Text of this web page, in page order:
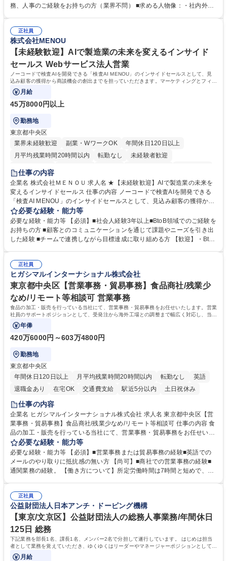
出張もございます。 ※担当業務を持ちつつ、お互いに助け合いながら、総
務、人事のご経験をお持ちの方（業界不問） ■求める人物像：・社内外の
正社員
株式会社MENOU
【未経験歓迎】AIで製造業の未来を変えるインサイド
セールス Webサービス法人営業
ノーコードで検査AIを開発できる「検査AI MENOU」のインサイドセールスとして、見
込み顧客の獲得から商談機会の創出までを担っていただきます。マーケティングとフィー
ルドセールスをつなぐ役割として、
月給
45万8000円以上
勤務地
東京都中央区
業界未経験歓迎
副業・WワークOK
年間休日120日以上
月平均残業時間20時間以内
転勤なし
未経験者歓迎
時短勤務あり
駅近5分以内
土日祝休み 服装自由
仕事の内容
企業名 株式会社ＭＥＮＯＵ 求人名 ★【未経験歓迎】AIで製造業の未来を
変えるインサイドセールス 仕事の内容 ノーコードで検査AIを開発できる
「検査AI MENOU」のインサイドセールスとして、見込み顧客の獲得から
商談機会の創出までを担っていただきます。マーケティングとフィールド
セールスをつなぐ役割として、 適切なタイミングで顧客とコミュニケーシ
ョンを取りながら、受注につながる商談機会の最大化を目指します。 【具
体的な仕事内容】 リードへの電話・メールによるアプローチ/リードナー
実行/フィールドセールスへの案件連携 募集職種 ★【未経験歓迎】AIで製
造業の未来を変えるインサイドセールス
必要な経験・能力等
必要な経験・能力等 【必須】■社会人経験3年以上■BtoB領域でのご経験を
お持ちの方 ■顧客とのコミュニケーションを通じて課題やニーズを引き出
した経験 ■チームで連携しながら目標達成に取り組める方 【歓迎】・BtoB
企画・実行経験 ・CRM・リードナーチャリングに関する知見 ・データを
もとに営業プロセスを改善した経験 学歴・資格 学歴：大学院 大学 高専 短
大 専修学校 高校 語学力： 資格：
正社員
ヒガシマルインターナショナル株式会社
東京都中央区【営業事務・貿易事務】食品商社/残業少
なめ/リモート等相談可 営業事務
食品の加工・販売を行っている当社にて、営業事務・貿易事務をお任せいたします。営業
社員のサポートポジションとして、受発注から海外工場との調整まで幅広く対応し、当社
事業の根幹を支えていただきます。
年俸
420万6000円～603万4800円
勤務地
東京都中央区
年間休日120日以上
月平均残業時間20時間以内 転勤なし
英語
退職金あり
在宅OK 交通費支給 駅近5分以内 土日祝休み
仕事の内容
企業名 ヒガシマルインターナショナル株式会社 求人名 東京都中央区【営
業事務・貿易事務】食品商社/残業少なめ/リモート等相談可 仕事の内容 食
品の加工・販売を行っている当社にて、営業事務・貿易事務をお任せいた
します。営業社員のサポートポジションとして、受発注から海外工場との
調整まで幅広く対応し、当社事業の根幹を支えていただきます。 ■受発注
業務、請求書発行 ■海外工場とのスケジュール調整 ■在庫管理 ■輸入書類
の確認・作成 ■配送手配 ■通関業者を通して行う輸出入業全般 ■倉庫との
ルプロデュースしているため、商品に関わる全ての業務をサポート頂きま
す。 募集職種 東京都中央区【営業事務・貿易事務】食品商社/残業少なめ/
リモート等相談可
必要な経験・能力等
必要な経験・能力等 【必須】■営業事務または貿易事務の経験■英語での
メールのやり取りに抵抗感の無い方 【尚可】■商社での営業事務の経験■
通関業務の経験。 【働き方について】所定労働時間は7時間と短めで、残
の強み】1991年の設立以来、外食産業を中心としたお客様の多様なニー
ズに沿った冷凍水産物等の生産・輸入・販売を一貫して手掛けています。
自社工場と海外拠点の強固な連携によるワンストップサービスが最大の強
みです。 学歴・資格 学歴：大学院 大学 語学力：英語 資格：
正社員
公益財団法人日本アンチ・ドーピング機構
【東京/文京区】公益財団法人の総務人事業務/年間休日
125日 総務
下記業務を部長1名、課長1名、メンバー2名で分担して遂行しています。 はじめは担当
者として業務を覚えていただき、ゆくゆくはリーダーやマネージャーポジションとして活
躍いただくことを期待しています。
月給